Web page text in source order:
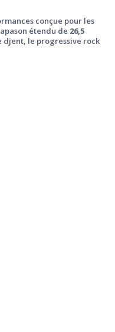
conçue pour les
étendu de 26,5
djent, le progressive rock